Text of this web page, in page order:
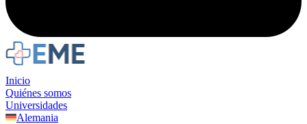
Inicio
Quiénes somos
Universidades
Alemania